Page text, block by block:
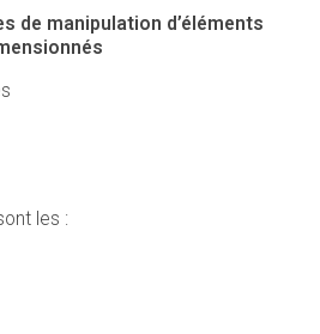
de manipulation d’éléments
les :